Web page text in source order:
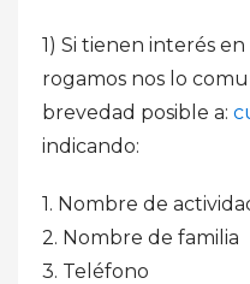
1) Si tienen interés
rogamos nos lo
brevedad posible a:
indicando:
1. Nombre de
2. Nombre de familia
3. Teléfono